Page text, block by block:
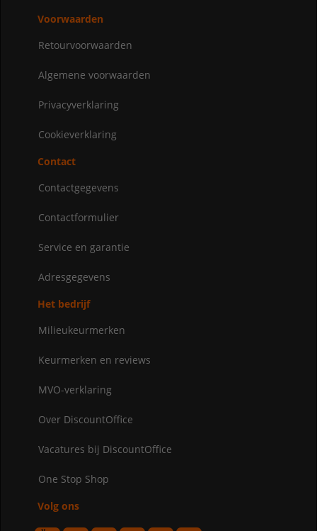
Voorwaarden
Retourvoorwaarden
Algemene voorwaarden
Privacyverklaring
Cookieverklaring
Contact
Contactgegevens
Contactformulier
Service en garantie
Adresgegevens
Het bedrijf
Milieukeurmerken
Keurmerken en reviews
MVO-verklaring
Over DiscountOffice
Vacatures bij DiscountOffice
One Stop Shop
Volg ons